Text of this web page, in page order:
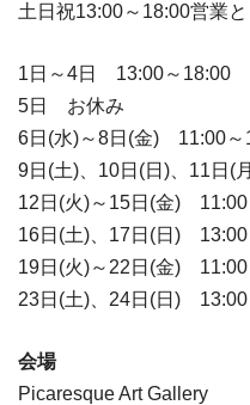
土日祝13:00～18:00営業
1日～4日 13:00～18:00
5日 お休み
6日(水)～8日(金) 11:00～
9日(土)、10日(日)、11日
12日(火)～15日(金) 11:00
16日(土)、17日(日) 13:00
19日(火)～22日(金) 11:00
23日(土)、24日(日) 13:00
会場
Picaresque Art Gallery